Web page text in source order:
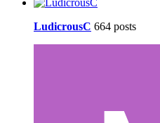
LudicrousC 664 posts